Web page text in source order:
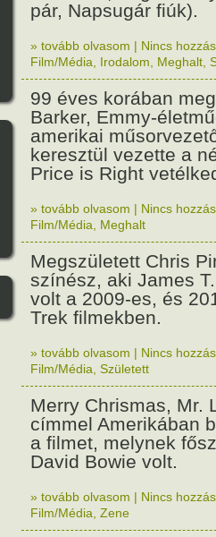
pár, Napsugár fiúk).
» tovább olvasom | Nincs
Film/Média
Irodalom Meghalt
99 éves korában
Barker, Emmy-
amerikai
keresztül vezette a
Price is Right
» tovább olvasom | Nincs
Film/Média
Meghalt
Megszületett Chris
színész, aki James
volt a 2009-es, és
Trek filmekben.
» tovább olvasom | Nincs
Film/Média Született
Merry Chrismas, Mr.
címmel Amerikában
a filmet, melynek
David Bowie volt.
» tovább olvasom | Nincs
Film/Média Zene